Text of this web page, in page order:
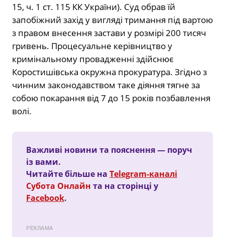
15, ч. 1 ст. 115 КК України). Суд обрав їй
запобіжний захід у вигляді тримання під вартою
з правом внесення застави у розмірі 200 тисяч
гривень. Процесуальне керівництво у
кримінальному провадженні здійснює
Коростишівська окружна прокуратура. Згідно з
чинним законодавством таке діяння тягне за
собою покарання від 7 до 15 років позбавлення
волі.
Важливі новини та пояснення — поруч
із вами.
Читайте більше на Telegram-каналі
Субота Онлайн та на сторінці у
Facebook.
РЕКЛАМА